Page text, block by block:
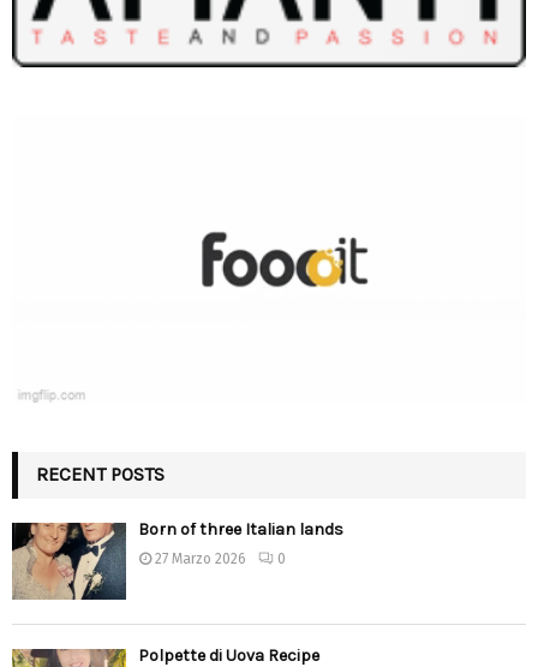
RECENT POSTS
Born of three Italian lands
27 Marzo 2026 0
Polpette di Uova Recipe